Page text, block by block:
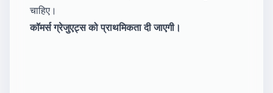
चाहिए।
कॉमर्स ग्रेजुएट्स को प्राथमिकता दी जाएगी।